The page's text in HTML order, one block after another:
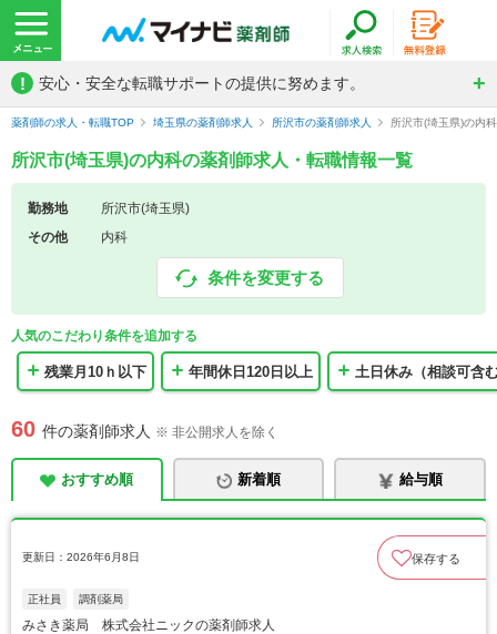
! 安心・安全な転職サポートの提供に努めます。
薬剤師の求人・転職TOP 埼玉県の薬剤師求人 所沢市の薬剤師求人 所沢市(埼玉県)の内
所沢市(埼玉県)の内科の薬剤師求人・転職情報一覧
勤務地
所沢市(埼玉県)
その他
内科
条件を変更する
人気のこだわり条件を追加する
残業月10ｈ以下 年間休日120日以上 土日休み（相談可含
60 件の薬剤師求人 ※ 非公開求人を除く
おすすめ順 新着順 給与順
更新日：2026年6月8日 保存する
正社員 調剤薬局
みさき薬局 株式会社ニックの薬剤師求人